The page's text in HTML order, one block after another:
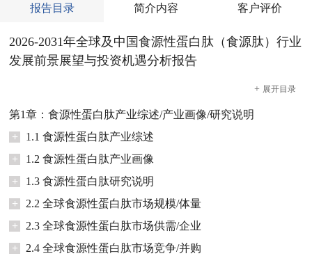
报告目录 简介内容 客户评价
2026-2031年全球及中国食源性蛋白肽（食源肽）行业
发展前景展望与投资机遇分析报告
+ 展开目录
第1章：食源性蛋白肽产业综述/产业画像/研究说明
+
1.1 食源性蛋白肽产业综述
+
1.2 食源性蛋白肽产业画像
+
1.3 食源性蛋白肽研究说明
+
2.2 全球食源性蛋白肽市场规模/体量
+
2.3 全球食源性蛋白肽市场供需/企业
+
2.4 全球食源性蛋白肽市场竞争/并购